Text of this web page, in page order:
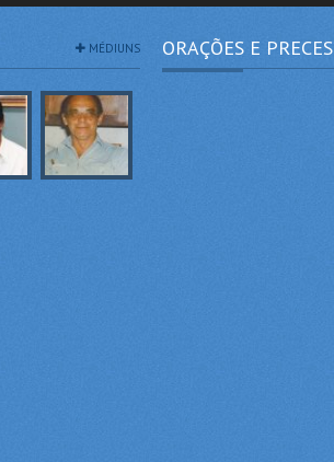
MÉDIUNS ORAÇÕES E PRECES